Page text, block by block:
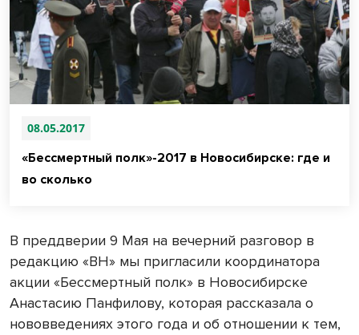
08.05.2017
«Бессмертный полк»-2017 в Новосибирске: где и
во сколько
В преддверии 9 Мая на вечерний разговор в
редакцию «ВН» мы пригласили координатора
акции «Бессмертный полк» в Новосибирске
Анастасию Панфилову, которая рассказала о
нововведениях этого года и об отношении к тем,